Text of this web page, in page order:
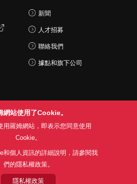
新聞
人才招募
聯絡我們
據點和旗下公司
利用目的 隱私權政策
司產品銷售之標準條款(PDF)
網站使用了Cookie。
用羅姆網站，即表示您同意使用
Cookie。
和個人資訊的詳細說明，請參閱我
們的隱私權政策。
隱私權政策